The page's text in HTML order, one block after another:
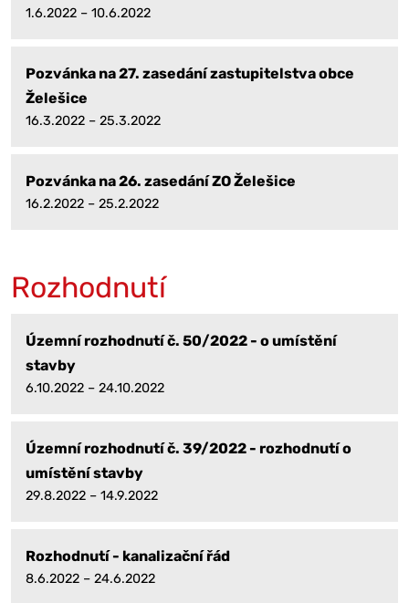
1.6.2022 – 10.6.2022
Pozvánka na 27. zasedání zastupitelstva obce
Želešice
16.3.2022 – 25.3.2022
Pozvánka na 26. zasedání ZO Želešice
16.2.2022 – 25.2.2022
Rozhodnutí
Územní rozhodnutí č. 50/2022 - o umístění
stavby
6.10.2022 – 24.10.2022
Územní rozhodnutí č. 39/2022 - rozhodnutí o
umístění stavby
29.8.2022 – 14.9.2022
Rozhodnutí - kanalizační řád
8.6.2022 – 24.6.2022